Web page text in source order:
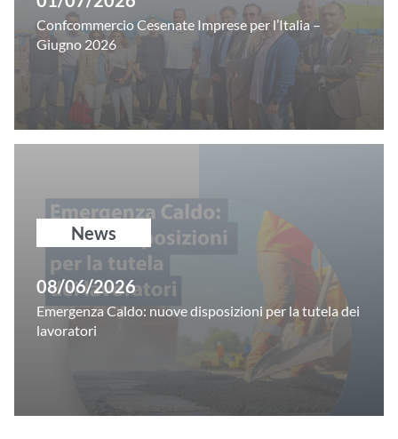
Confcommercio Cesenate Imprese per l’Italia –
Giugno 2026
News
08/06/2026
Emergenza Caldo: nuove disposizioni per la tutela dei
lavoratori